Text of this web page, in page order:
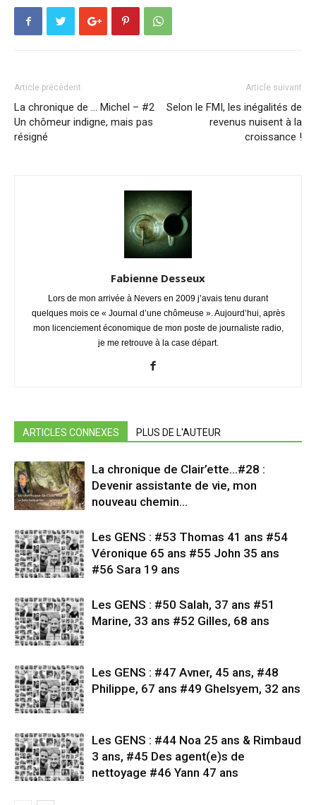
Article précédent
La chronique de … Michel – #2
Un chômeur indigne, mais pas
résigné
Article suivant
Selon le FMI, les inégalités de
revenus nuisent à la
croissance !
Fabienne Desseux
Lors de mon arrivée à Nevers en 2009 j’avais tenu durant
quelques mois ce « Journal d’une chômeuse ». Aujourd’hui, après
mon licenciement économique de mon poste de journaliste radio,
je me retrouve à la case départ.
ARTICLES CONNEXES PLUS DE L'AUTEUR
La chronique de Clair’ette…#28 :
Devenir assistante de vie, mon
nouveau chemin…
Les GENS : #53 Thomas 41 ans #54
Véronique 65 ans #55 John 35 ans
#56 Sara 19 ans
Les GENS : #50 Salah, 37 ans #51
Marine, 33 ans #52 Gilles, 68 ans
Les GENS : #47 Avner, 45 ans, #48
Philippe, 67 ans #49 Ghelsyem, 32 ans
Les GENS : #44 Noa 25 ans & Rimbaud
3 ans, #45 Des agent(e)s de
nettoyage #46 Yann 47 ans